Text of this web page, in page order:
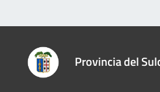
Provincia del